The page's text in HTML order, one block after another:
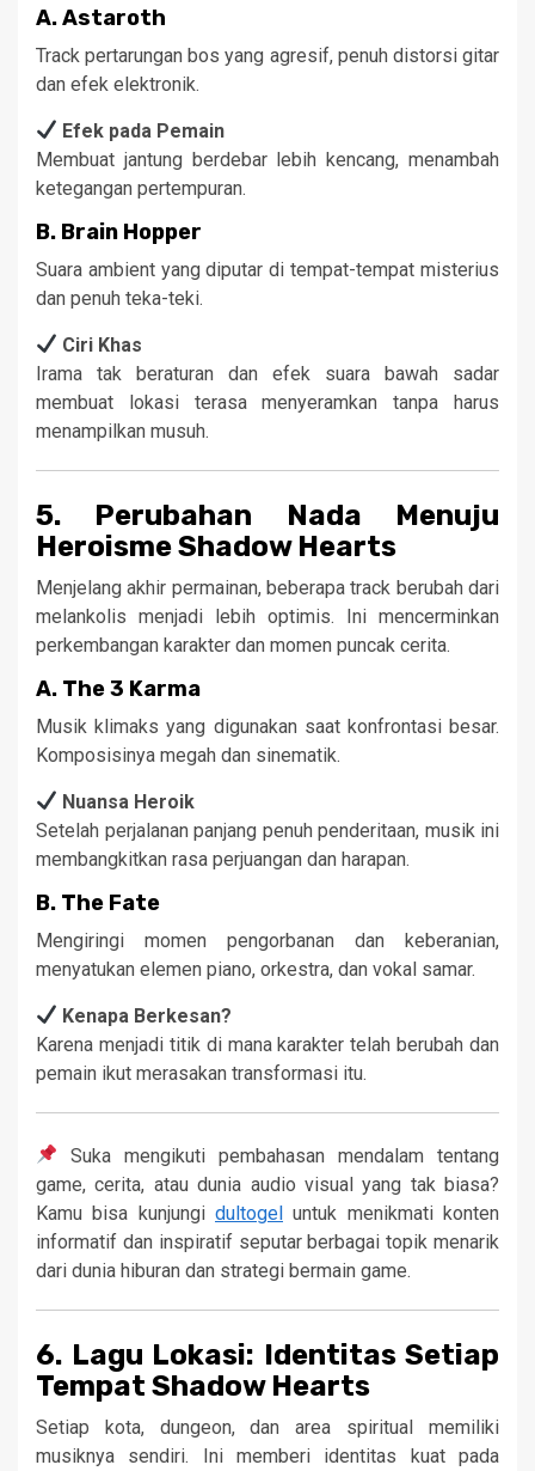
A.Astaroth
Track pertarungan bos yang agresif, penuh distorsi gitar
dan efek elektronik.
Efek pada Pemain
Membuat jantung berdebar lebih kencang, menambah
ketegangan pertempuran.
B. Brain Hopper
Suara ambient yang diputar di tempat-tempat misterius
dan penuh teka-teki.
Ciri Khas
Irama tak beraturan dan efek suara bawah sadar
membuat lokasi terasa menyeramkan tanpa harus
menampilkan musuh.
5. Perubahan Nada Menuju
Heroisme Shadow Hearts
Menjelang akhir permainan, beberapa track berubah dari
melankolis menjadi lebih optimis. Ini mencerminkan
perkembangan karakter dan momen puncak cerita.
A. The 3 Karma
Musik klimaks yang digunakan saat konfrontasi besar.
Komposisinya megah dan sinematik.
Nuansa Heroik
Setelah perjalanan panjang penuh penderitaan, musik ini
membangkitkan rasa perjuangan dan harapan.
B. The Fate
Mengiringi momen pengorbanan dan keberanian,
menyatukan elemen piano, orkestra, dan vokal samar.
Kenapa Berkesan?
Karena menjadi titik di mana karakter telah berubah dan
pemain ikut merasakan transformasi itu.
Suka mengikuti pembahasan mendalam tentang
game, cerita, atau dunia audio visual yang tak biasa?
Kamu bisa kunjungi dultogel untuk menikmati konten
informatif dan inspiratif seputar berbagai topik menarik
dari dunia hiburan dan strategi bermain game.
6. Lagu Lokasi: Identitas Setiap
Tempat Shadow Hearts
Setiap kota, dungeon, dan area spiritual memiliki
musiknya sendiri. Ini memberi identitas kuat pada